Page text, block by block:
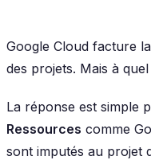
Google Cloud facture
des projets. Mais à
La réponse est simple
Ressources comme
sont imputés au projet